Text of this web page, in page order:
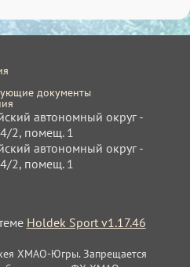
документы
автономный округ -
4/2, помещ. 1
автономный округ -
4/2, помещ. 1
Holdek Sport v1.17.46
ХМАО-Югры. Запрещается